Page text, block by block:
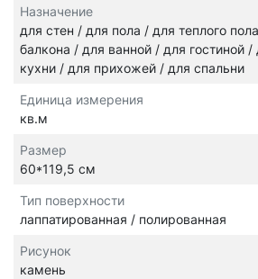
Назначение
для стен / для пола / для теплого
балкона / для ванной / для гостиной
кухни / для прихожей / для спальни
Единица измерения
кв.м
Размер
60*119,5 см
Тип поверхности
лаппатированная / полированная
Рисунок
камень